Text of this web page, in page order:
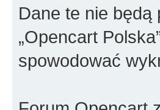
Dane te nie będą
„Opencart
spowodować